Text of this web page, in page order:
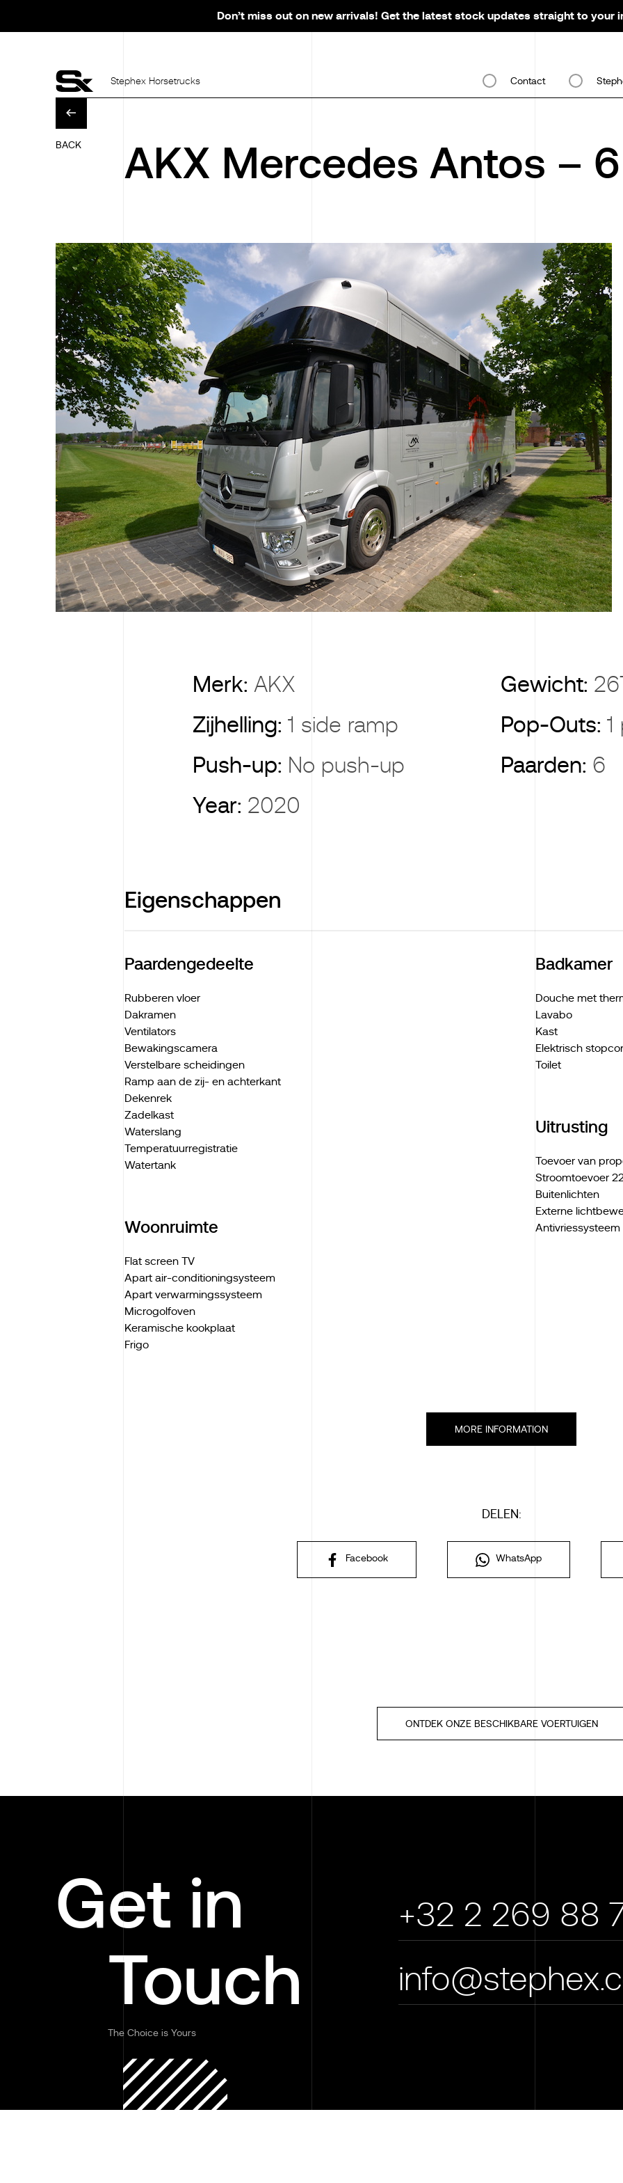
Stephex Horsetrucks Contact
BACK AKX Mercedes Antos –
Merk: AKX Gewicht:
Zijhelling:1 side ramp Pop-Outs:
Push-up: No push-up Paarden: 6
Year: 2020
Eigenschappen
Paardengedeelte
Rubberen vloer
Dakramen
Ventilators
Bewakingscamera
Verstelbare scheidingen
Ramp aan de zij- en achterkant
Dekenrek
Zadelkast
Waterslang
Temperatuurregistratie
Watertank
Woonruimte
Flat screen TV
Apart air-conditioningsysteem
Apart verwarmingssysteem
Microgolfoven
Keramische kookplaat
Frigo
Badkamer
Douche met
Lavabo
Kast
Elektrisch
Toilet
Uitrusting
Toevoer van
Stroomtoevoer
Buitenlichten
Externe
Antivriessysteem
MORE INFORMATION
DELEN:
Facebook WhatsApp
ONTDEK ONZE BESCHIKBARE VOERTUIGEN
Get in
Touch
The Choice is Yours
+32 2 269 88
Don’t miss out on new arrivals! Get the latest stock updates straight to your